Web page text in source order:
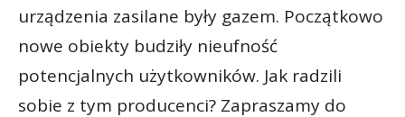
urządzenia zasilane były gazem. Początkowo
nowe obiekty budziły nieufność
potencjalnych użytkowników. Jak radzili
sobie z tym producenci? Zapraszamy do